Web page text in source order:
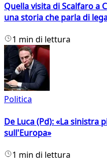
Quella visita di Scalfaro a
una storia che parla di
1 min di lettura
Politica
De Luca (Pd): «La sinistra
sull'Europa»
1 min di lettura